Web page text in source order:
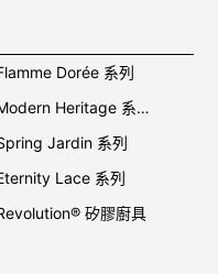
Dorée 系列
Modern Heritage 系列
Jardin 系列
Lace 系列
矽膠廚具